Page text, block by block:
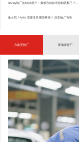
Disney验厂的MCS简介：最低合格标准你都达标了？...
迪士尼 FAMA 需要注意哪些事项？-深圳验厂咨询
东南亚验厂 柬埔寨验厂